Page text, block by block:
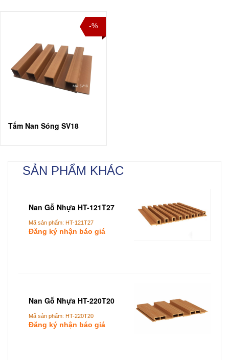
-%
Tấm Nan Sóng SV18
SẢN PHẨM KHÁC
Nan Gỗ Nhựa HT-121T27
Mã sản phẩm: HT-121T27
Đăng ký nhận báo giá
Nan Gỗ Nhựa HT-220T20
Mã sản phẩm: HT-220T20
Đăng ký nhận báo giá